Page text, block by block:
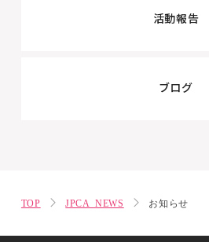
活動報告
ブログ
TOP JPCA NEWS お知らせ